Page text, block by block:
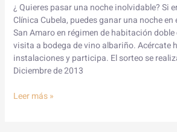
¿ Quieres pasar una noche inolvidable? Si
Clínica Cubela, puedes ganar una noche en
San Amaro en régimen de habitación
visita a bodega de vino albariño. Acércate
instalaciones y participa. El sorteo se
Diciembre de 2013
Leer más »